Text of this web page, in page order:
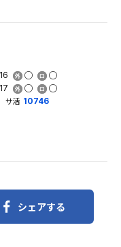
16
17
サ活 10746
シェアする